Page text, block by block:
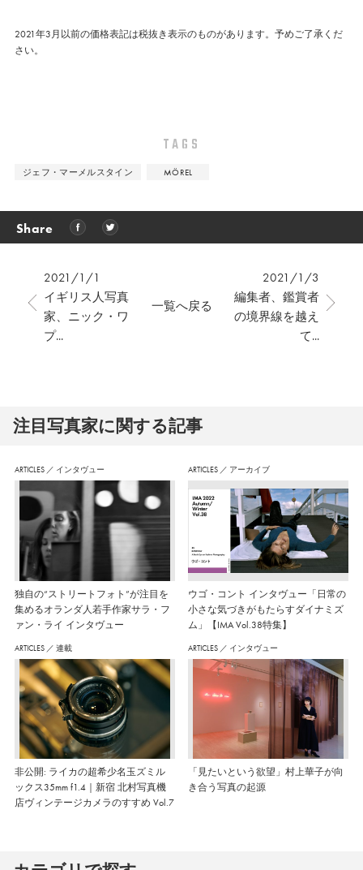
2021年3月以前の価格表記は税抜き表示のものがあります。予めご了承くだ
さい。
TAGS
ジェフ・マーメルスタイン MÖREL
Share
2021/1/1
イギリス人写真
家、ニック・ワ
プ...
2021/1/3
編集者、鑑賞者
の境界線を越え
て...
一覧へ戻る
注⽬写真家に関する記事
ARTICLES ／ インタヴュー
独自の“ストリートフォト”が注目を
集めるオランダ人若手作家サラ・フ
ァン・ライ インタヴュー
ARTICLES ／ アーカイブ
ウゴ・コント インタヴュー「日常の
小さな気づきがもたらすダイナミズ
ム」【IMA Vol.38特集】
ARTICLES ／ 連載
非公開: ライカの超希少名玉ズミル
ックス35mm f1.4｜新宿 北村写真機
店ヴィンテージカメラのすすめ Vol.7
ARTICLES ／ インタヴュー
「見たいという欲望」村上華子が向
き合う写真の起源